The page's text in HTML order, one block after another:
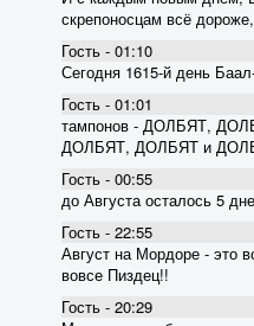
скрепоносцам всё
Гость - 01:10
Сегодня 1615-й день
Гость - 01:01
тампонов - ДОЛБЯТ,
ДОЛБЯТ, ДОЛБЯТ и
Гость - 00:55
до Августа осталось 5
Гость - 22:55
Август на Мордоре - это
вовсе Пиздец!!
Гость - 20:29